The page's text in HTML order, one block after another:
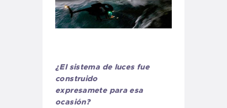
¿El sistema de luces fue
construido
expresamete para esa
ocasión?